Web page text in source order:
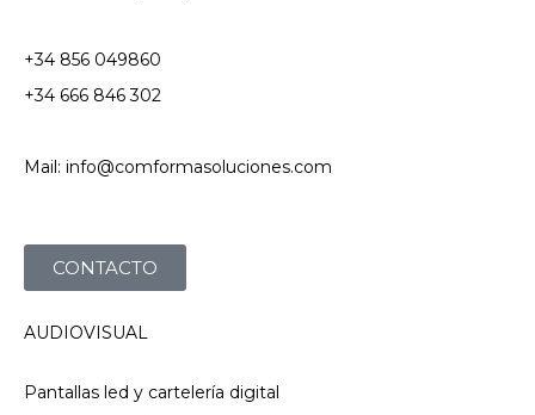
+34 856 049860
+34 666 846 302
Mail: info@comformasoluciones.com
CONTACTO
AUDIOVISUAL
Pantallas led y cartelería digital